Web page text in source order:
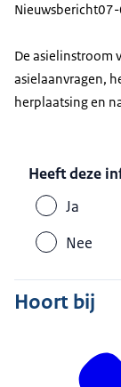
Nieuwsbericht
De asielinstroom
asielaanvragen,
herplaatsing en
Heeft deze
Ja
Nee
Hoort bij